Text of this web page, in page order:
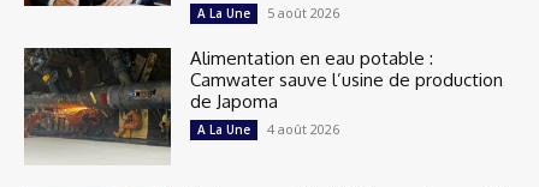
A La Une 5 août 2026
Alimentation en eau potable :
Camwater sauve l’usine de production
de Japoma
A La Une 4 août 2026